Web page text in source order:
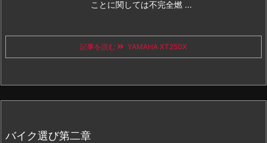
ことに関しては不完全燃 ...
記事を読む YAMAHA XT250X
バイク選び第二章